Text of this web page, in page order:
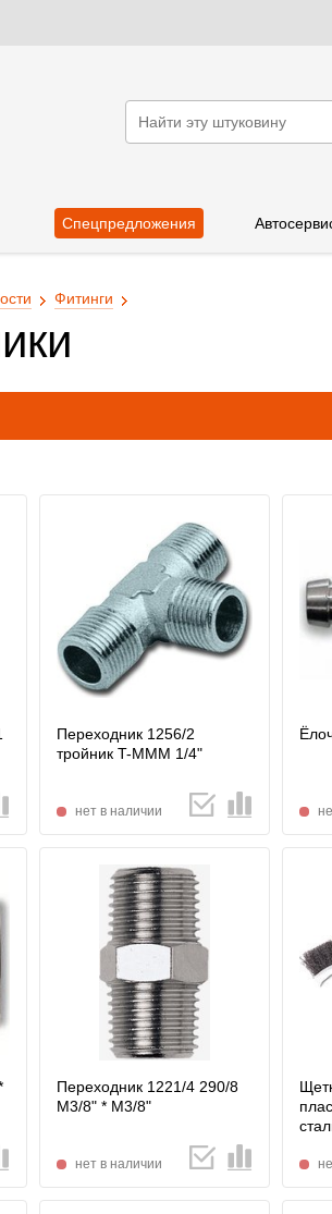
Спецпредложения
Фитинги
Переходник 1256/2
тройник T-MMM 1/4"
нет в наличии
Переходник 1221/4 290/8
М3/8" * М3/8"
нет в наличии